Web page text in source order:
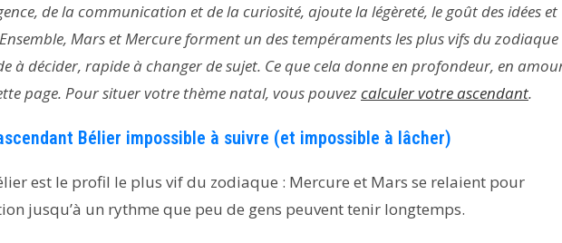
de la communication et de la curiosité, ajoute la légèreté, le goût des idées et
Mars et Mercure forment un des tempéraments les plus vifs du zodiaque
à décider, rapide à changer de sujet. Ce que cela donne en profondeur, en
page. Pour situer votre thème natal, vous pouvezcalculer votre ascendant.
Bélier impossible à suivre (et impossible à lâcher)
est le profil le plus vif du zodiaque : Mercure et Mars se relaient pour
jusqu’à un rythme que peu de gens peuvent tenir longtemps.